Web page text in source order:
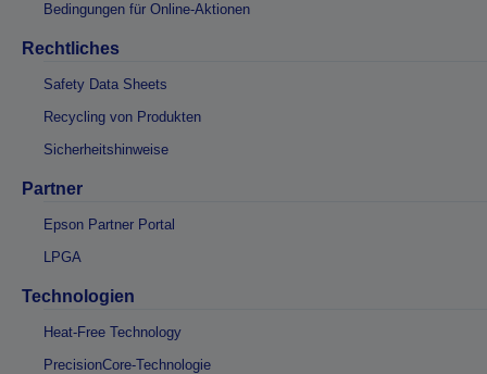
Bedingungen für Online-Aktionen
Rechtliches
Safety Data Sheets
Recycling von Produkten
Sicherheitshinweise
Partner
Epson Partner Portal
LPGA
Technologien
Heat-Free Technology
PrecisionCore-Technologie